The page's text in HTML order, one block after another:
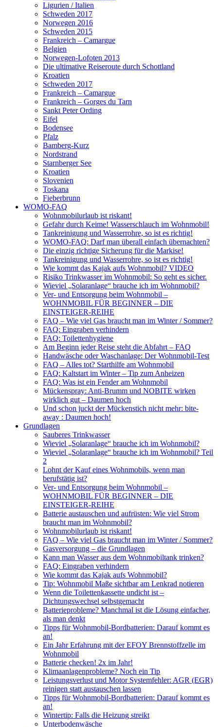
Ligurien / Italien
Schweden 2017
Norwegen 2016
Schweden 2015
Frankreich – Camargue
Belgien
Norwegen-Lofoten 2013
Die ultimative Reiseroute durch Schottland
Kroatien
Schweden 2017
Frankreich – Camargue
Frankreich – Gorges du Tarn
Sankt Peter Ording
Eifel
Bodensee
Pfalz
Bamberg-Kurz
Nordstrand
Starnberger See
Kroatien
Slovenien
Toskana
Fieberbrunn
WOMO-FAQ
Wohnmobilurlaub ist riskant!
Gefahr durch Keime! Wasserschlauch im Wohnmobil!
Tankreinigung und Wasserrohre, so ist es richtig!
WOMO-FAQ: Darf man überall einfach übernachten?
Die einzig richtige Sicherung für die Markise!
Tankreinigung und Wasserrohre, so ist es richtig!
Wie kommt das Kajak aufs Wohnmobil? VIDEO
Risiko Trinkwasser im Wohnmobil: So geht es sicher.
Wieviel „Solaranlage“ brauche ich im Wohnmobil?
Ver- und Entsorgung beim Wohnmobil –
WOHNMOBIL FÜR BEGINNER – DIE
EINSTEIGER-REIHE
FAQ – Wie viel Gas braucht man im Winter / Sommer?
FAQ: Eingraben verhindern
FAQ: Toilettenhygiene
Am Beginn jeder Reise steht die Abfahrt – FAQ
Handwäsche oder Waschanlage: Der Wohnmobil-Test
FAQ – Alles tot? Starthilfe am Wohnmobil
FAQ: Kaltstart im Winter – Tip zum Anheizen
FAQ: Was ist ein Fender am Wohnmobil
Mückenspray: Anti-Brumm und NOBITE wirken
wirklich gut – Daumen hoch
Und schon juckt der Mückenstich nicht mehr: bite-
away : Daumen hoch!
Grundlagen
Sauberes Trinkwasser
Wieviel „Solaranlage“ brauche ich im Wohnmobil?
Wieviel „Solaranlage“ brauche ich im Wohnmobil? Teil
2
Lohnt der Kauf eines Wohnmobils, wenn man
berufstätig ist?
Ver- und Entsorgung beim Wohnmobil –
WOHNMOBIL FÜR BEGINNER – DIE
EINSTEIGER-REIHE
Batterie austauschen und aufrüsten: Wie viel Strom
braucht man im Wohnmobil?
Wohnmobilurlaub ist riskant!
FAQ – Wie viel Gas braucht man im Winter / Sommer?
Gasversorgung – die Grundlagen
Kann man Wasser aus dem Wohnmobiltank trinken?
FAQ: Eingraben verhindern
Wie kommt das Kajak aufs Wohnmobil?
Tip: Wohnmobil Maße sichtbar am Lenkrad notieren
Wenn die Toilettenkassette undicht ist –
Dichtungswechsel selbstgemacht
Batterieprobleme? Manchmal ist die Lösung einfacher,
als man denkt
Tipps für Wohnmobil-Bordbatterien: Darauf kommt es
an!
Ein Jahr Erfahrung mit der EFOY Brennstoffzelle im
Wohnmobil
Batterie checken! 2x im Jahr!
Klimaanlagenprobleme? Noch ein Tip
Leistungsverlust und Motor Systemfehler: AGR (EGR)
reinigen statt austauschen lassen
Tipps für Wohnmobil-Bordbatterien: Darauf kommt es
an!
Wintertip: Falls die Heizung streikt
Unterbodenwäsche